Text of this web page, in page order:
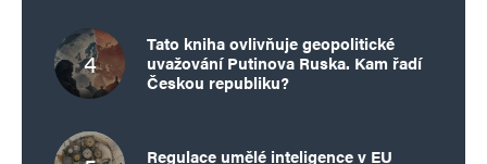
Tato kniha ovlivňuje geopolitické
uvažování Putinova Ruska. Kam řadí
Českou republiku?
Regulace umělé inteligence v EU